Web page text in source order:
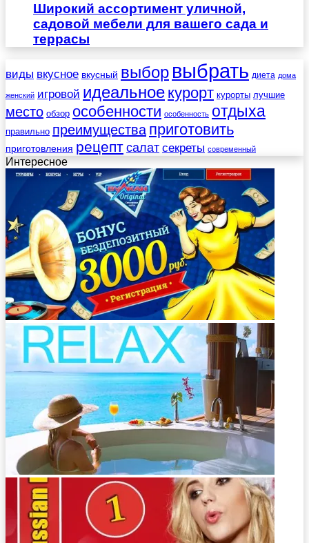
Широкий ассортимент уличной,
садовой мебели для вашего сада и
террасы
виды вкусное вкусный выбор выбрать диета дома
женский игровой идеальное курорт курорты лучшие
место обзор особенности особенность отдыха
правильно преимущества приготовить
приготовления рецепт салат секреты современный
Интересное